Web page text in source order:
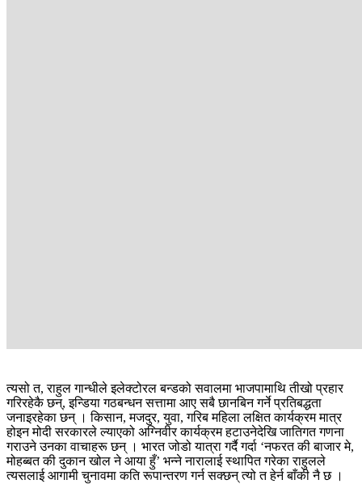
त्यसो त, राहुल गान्धीले इलेक्टोरल बन्डको सवालमा भाजपामाथि तीखो प्रहार
गरिरहेकै छन्, इन्डिया गठबन्धन सत्तामा आए सबै छानबिन गर्ने प्रतिबद्धता
जनाइरहेका छन् । किसान, मजदुर, युवा, गरिब महिला लक्षित कार्यक्रम मात्र
होइन मोदी सरकारले ल्याएको अग्निवीर कार्यक्रम हटाउनेदेखि जातिगत गणना
गराउने उनका वाचाहरू छन् । भारत जोडो यात्रा गर्दै गर्दा ‘नफरत की बाजार मे,
मोहब्बत की दुकान खोल ने आया हुँ’ भन्ने नारालाई स्थापित गरेका राहुलले
त्यसलाई आगामी चुनावमा कति रूपान्तरण गर्न सक्छन् त्यो त हेर्न बाँकी नै छ ।